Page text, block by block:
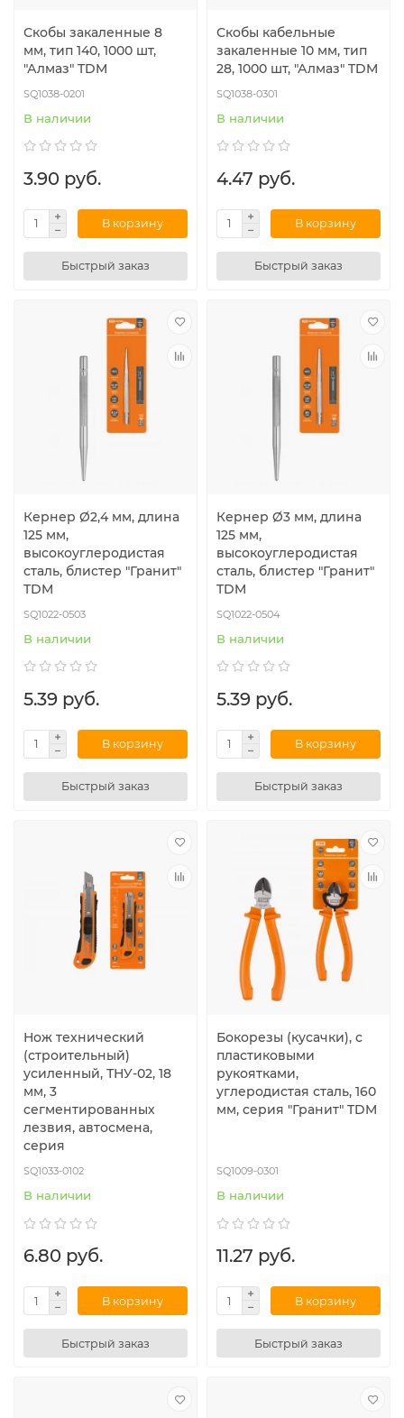
Скобы закаленные 8
мм, тип 140, 1000 шт,
"Алмаз" TDM
SQ1038-0201
В наличии
3.90 руб.
В корзину
Быстрый заказ
Скобы кабельные
закаленные 10 мм, тип
28, 1000 шт, "Алмаз" TDM
SQ1038-0301
В наличии
4.47 руб.
В корзину
Быстрый заказ
Кернер Ø2,4 мм, длина
125 мм,
высокоуглеродистая
сталь, блистер "Гранит"
TDM
SQ1022-0503
В наличии
5.39 руб.
В корзину
Быстрый заказ
Кернер Ø3 мм, длина
125 мм,
высокоуглеродистая
сталь, блистер "Гранит"
TDM
SQ1022-0504
В наличии
5.39 руб.
В корзину
Быстрый заказ
Нож технический
(строительный)
усиленный, ТНУ-02, 18
мм, 3
сегментированных
лезвия, автосмена,
серия
SQ1033-0102
В наличии
6.80 руб.
В корзину
Быстрый заказ
Бокорезы (кусачки), с
пластиковыми
рукоятками,
углеродистая сталь, 160
мм, серия "Гранит" TDM
SQ1009-0301
В наличии
11.27 руб.
В корзину
Быстрый заказ